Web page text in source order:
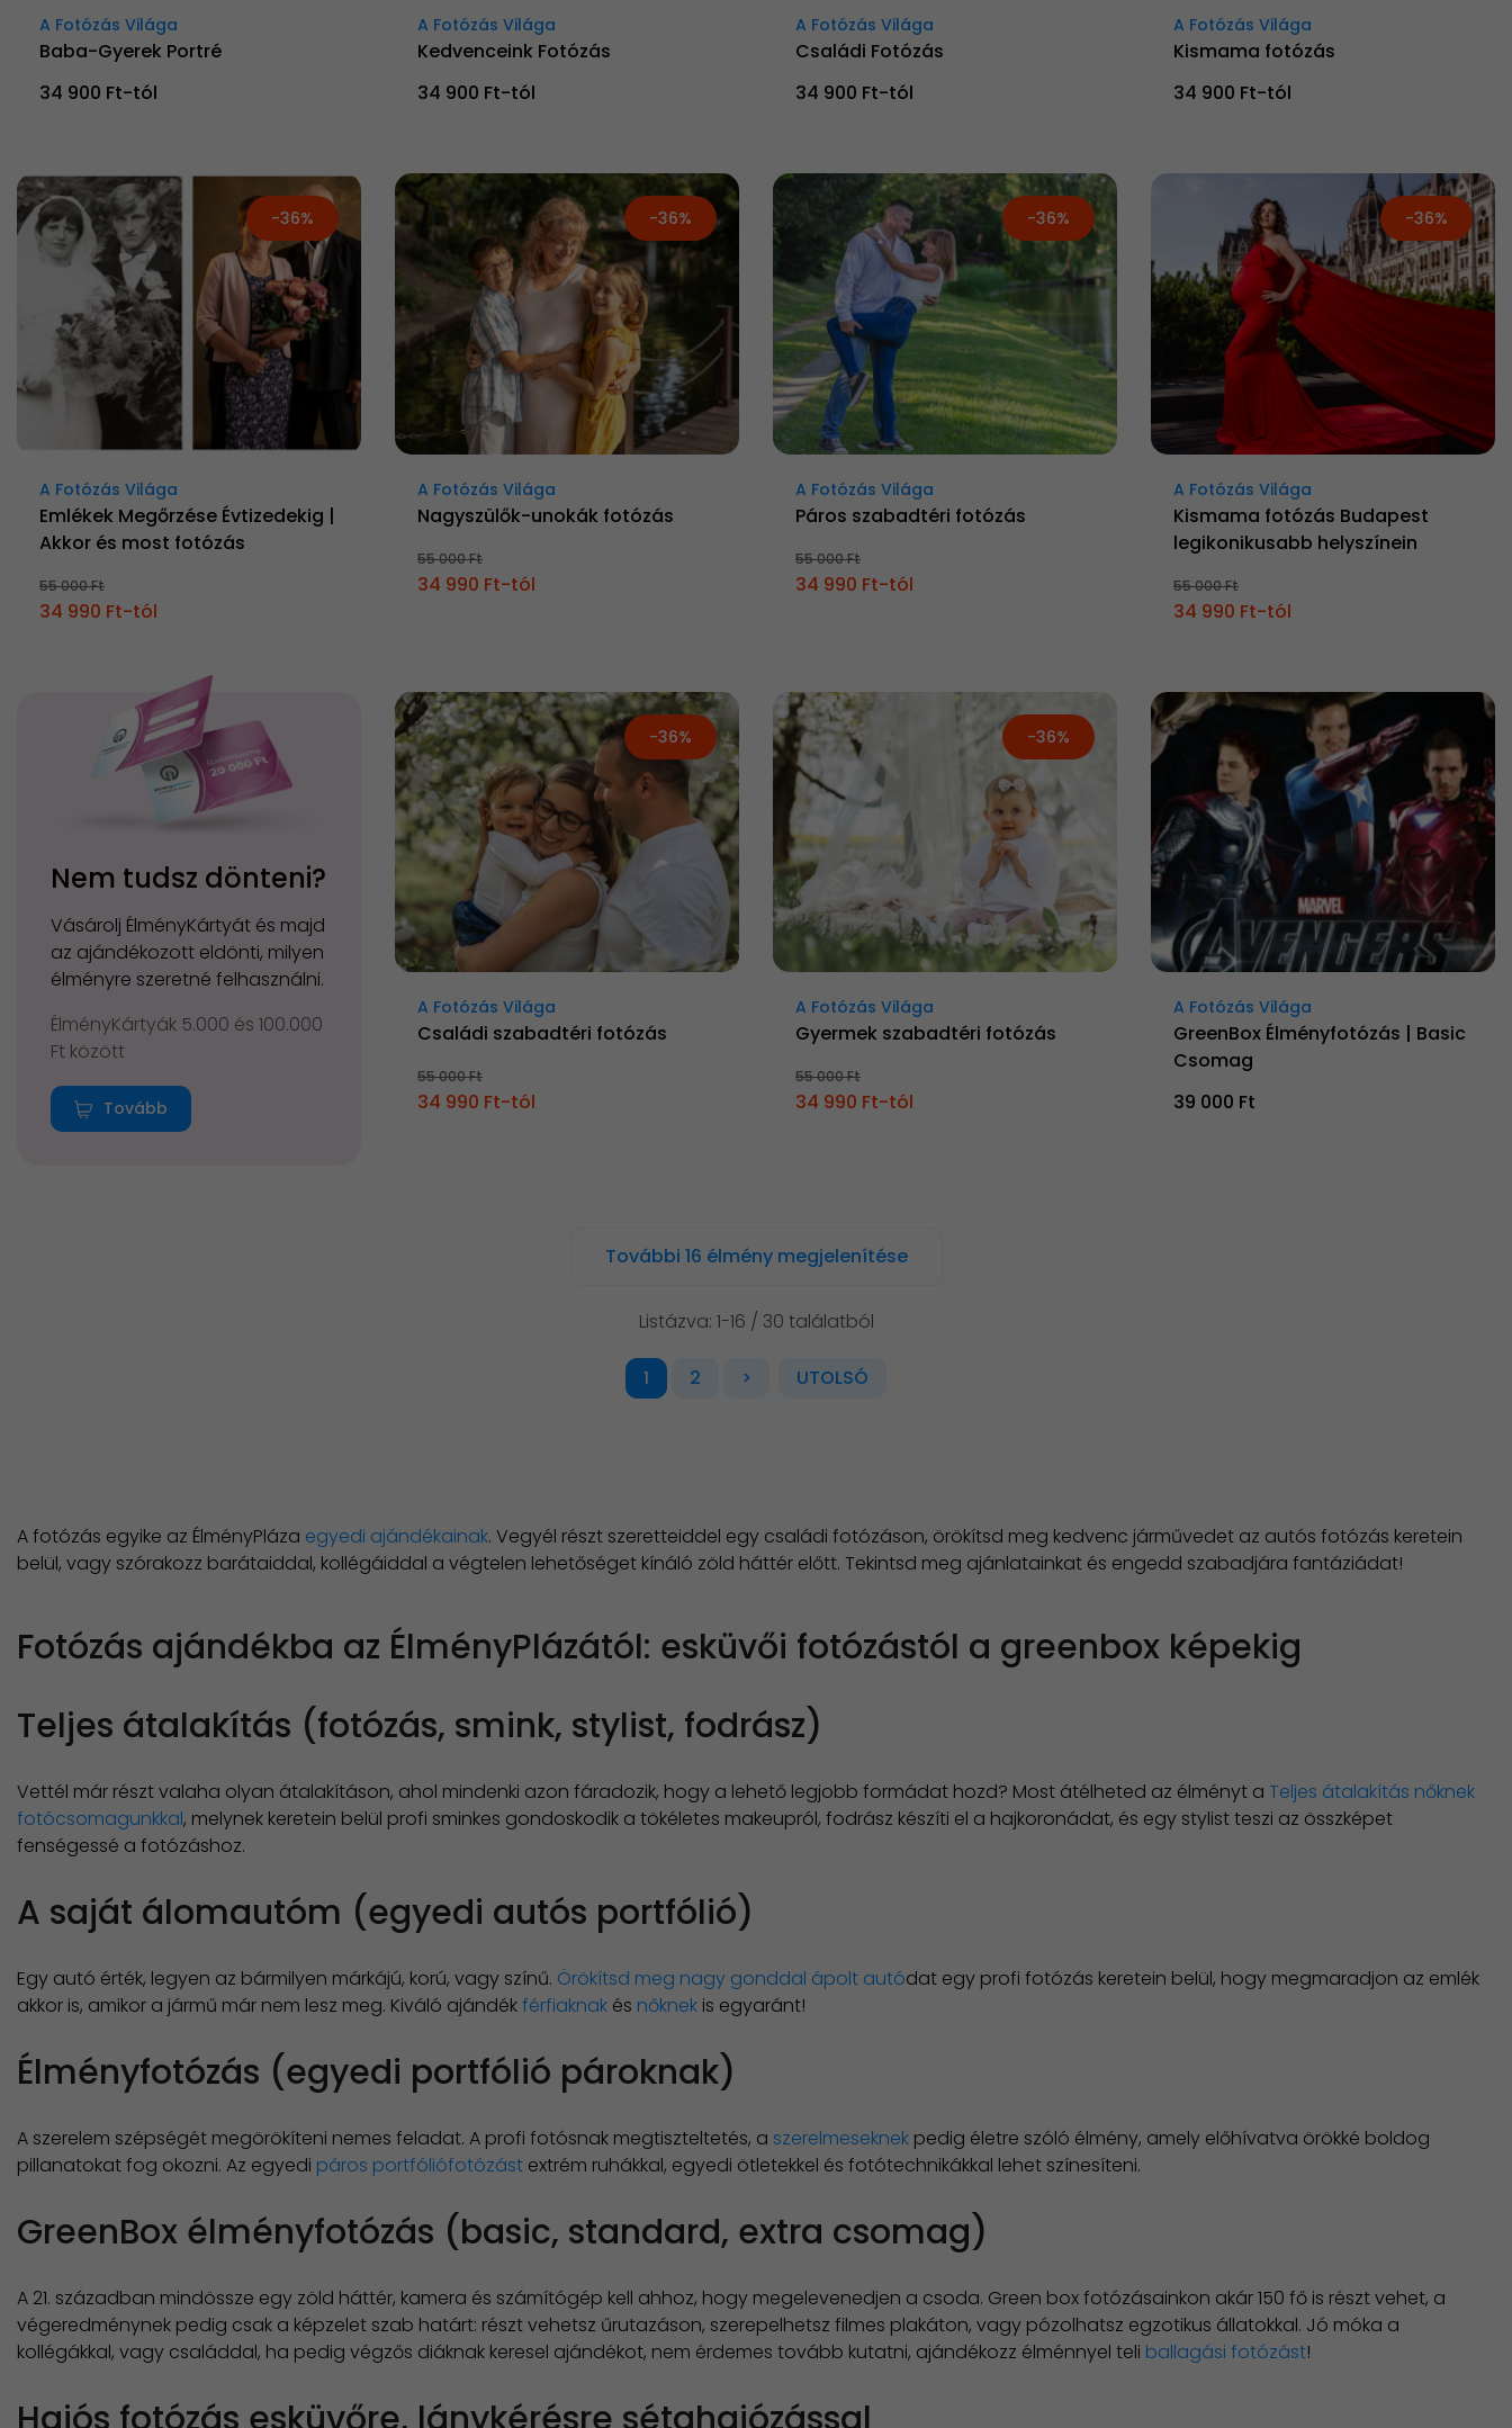
A Fotózás Világa
Baba-Gyerek Portré
34 900 Ft-tól
A Fotózás Világa
Kedvenceink Fotózás
34 900 Ft-tól
A Fotózás Világa
Családi Fotózás
34 900 Ft-tól
A Fotózás Világa
Kismama fotózás
34 900 Ft-tól
-36%
A Fotózás Világa
Emlékek Megőrzése Évtizedekig |
Akkor és most fotózás
55 000 Ft
34 990 Ft-tól
-36%
A Fotózás Világa
Nagyszülők-unokák fotózás
55 000 Ft
34 990 Ft-tól
-36%
A Fotózás Világa
Páros szabadtéri fotózás
55 000 Ft
34 990 Ft-tól
-36%
A Fotózás Világa
Kismama fotózás Budapest
legikonikusabb helyszínein
55 000 Ft
34 990 Ft-tól
Nem tudsz dönteni?
Vásárolj ÉlményKártyát és majd
az ajándékozott eldönti, milyen
élményre szeretné felhasználni.
ÉlményKártyák 5.000 és 100.000
Ft között
Tovább
-36%
A Fotózás Világa
Családi szabadtéri fotózás
55 000 Ft
34 990 Ft-tól
-36%
A Fotózás Világa
Gyermek szabadtéri fotózás
55 000 Ft
34 990 Ft-tól
A Fotózás Világa
GreenBox Élményfotózás | Basic
Csomag
39 000 Ft
További 16 élmény megjelenítése
Listázva: 1-16 / 30 találatból
1 2 > UTOLSÓ
A fotózás egyike az ÉlményPláza egyedi ajándékainak. Vegyél részt szeretteiddel egy családi fotózáson, örökítsd meg kedvenc járművedet az autós fotózás keretein
belül, vagy szórakozz barátaiddal, kollégáiddal a végtelen lehetőséget kínáló zöld háttér előtt. Tekintsd meg ajánlatainkat és engedd szabadjára fantáziádat!
Fotózás ajándékba az ÉlményPlázától: esküvői fotózástól a greenbox képekig
Teljes átalakítás (fotózás, smink, stylist, fodrász)
Vettél már részt valaha olyan átalakításon, ahol mindenki azon fáradozik, hogy a lehető legjobb formádat hozd? Most átélheted az élményt a Teljes átalakítás nőknek
fotócsomagunkkal, melynek keretein belül profi sminkes gondoskodik a tökéletes makeupról, fodrász készíti el a hajkoronádat, és egy stylist teszi az összképet
fenségessé a fotózáshoz.
A saját álomautóm (egyedi autós portfólió)
Egy autó érték, legyen az bármilyen márkájú, korú, vagy színű. Örökítsd meg nagy gonddal ápolt autódat egy profi fotózás keretein belül, hogy megmaradjon az emlék
akkor is, amikor a jármű már nem lesz meg. Kiváló ajándékférfiaknak és nőknek is egyaránt!
Élményfotózás (egyedi portfólió pároknak)
A szerelem szépségét megörökíteni nemes feladat. A profi fotósnak megtiszteltetés, a szerelmeseknek pedig életre szóló élmény, amely előhívatva örökké boldog
pillanatokat fog okozni. Az egyedi páros portfóliófotózást extrém ruhákkal, egyedi ötletekkel és fotótechnikákkal lehet színesíteni.
GreenBox élményfotózás (basic, standard, extra csomag)
A 21. században mindössze egy zöld háttér, kamera és számítógép kell ahhoz, hogy megelevenedjen a csoda. Green box fotózásainkon akár 150 fő is részt vehet, a
végeredménynek pedig csak a képzelet szab határt: részt vehetsz űrutazáson, szerepelhetsz filmes plakáton, vagy pózolhatsz egzotikus állatokkal. Jó móka a
kollégákkal, vagy családdal, ha pedig végzős diáknak keresel ajándékot, nem érdemes tovább kutatni, ajándékozz élménnyel teli ballagási fotózást!